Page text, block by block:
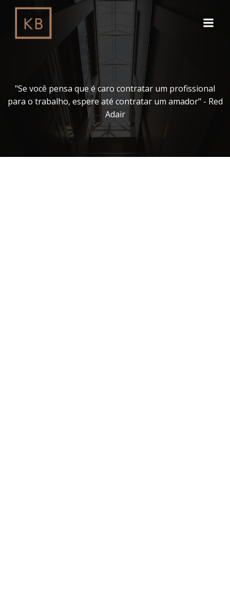
o
conteúdo
"Se você pensa que é caro contratar um profissional
para o trabalho, espere até contratar um amador" - Red
Adair